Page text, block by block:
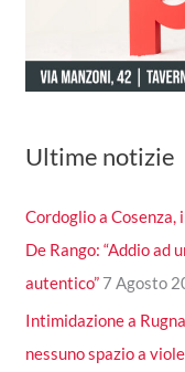
Ultime notizie
Cordoglio a Cosenza,
De Rango: “Addio ad
autentico” 7 Agosto
Intimidazione a
nessuno spazio a